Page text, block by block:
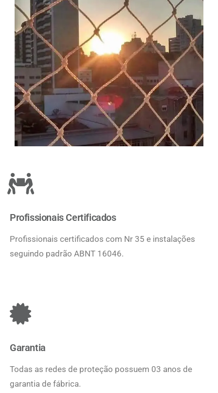
Profissionais Certificados
Profissionais certificados com Nr 35 e instalações
seguindo padrão ABNT 16046.
Garantia
Todas as redes de proteção possuem 03 anos de
garantia de fábrica.